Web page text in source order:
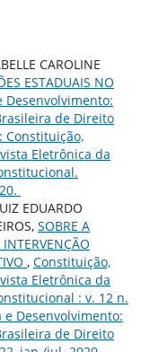
CAROLINE
ESTADUAIS NO
Desenvolvimento:
de Direito
Constituição,
Eletrônica da
EDUARDO
SOBRE A
, Constituição,
Eletrônica da
: v. 12 n.
e Desenvolvimento:
de Direito